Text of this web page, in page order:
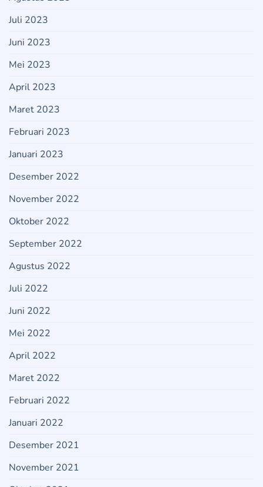
Juli 2023
Juni 2023
Mei 2023
April 2023
Maret 2023
Februari 2023
Januari 2023
Desember 2022
November 2022
Oktober 2022
September 2022
Agustus 2022
Juli 2022
Juni 2022
Mei 2022
April 2022
Maret 2022
Februari 2022
Januari 2022
Desember 2021
November 2021